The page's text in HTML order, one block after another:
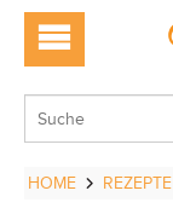
HOME REZEPTE